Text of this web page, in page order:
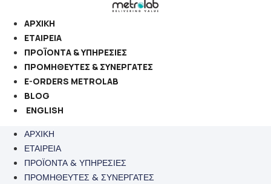
στο
περιεχόμενο
ΑΡΧΙΚΗ
ΕΤΑΙΡΕΙΑ
ΠΡΟΪΟΝΤΑ & ΥΠΗΡΕΣΙΕΣ
ΠΡΟΜΗΘΕΥΤΕΣ & ΣΥΝΕΡΓΑΤΕΣ
E-ORDERS METROLAB
BLOG
ENGLISH
ΑΡΧΙΚΗ
ΕΤΑΙΡΕΙΑ
ΠΡΟΪΟΝΤΑ & ΥΠΗΡΕΣΙΕΣ
ΠΡΟΜΗΘΕΥΤΕΣ & ΣΥΝΕΡΓΑΤΕΣ